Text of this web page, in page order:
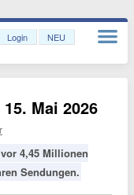
Login NEU
Mai 2026
4,45 Millionen
Sendungen.